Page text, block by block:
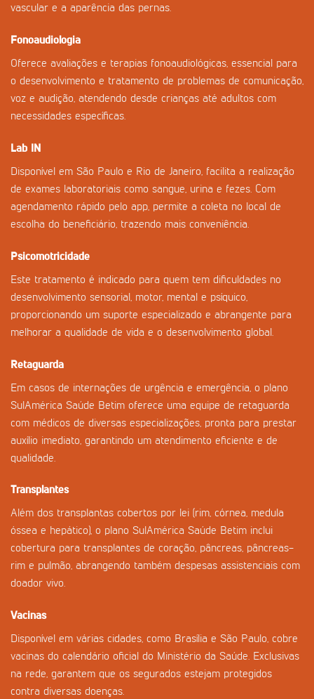
vascular e a aparência das pernas.
Fonoaudiologia
Oferece avaliações e terapias fonoaudiológicas, essencial para
o desenvolvimento e tratamento de problemas de comunicação,
voz e audição, atendendo desde crianças até adultos com
necessidades específicas.
Lab IN
Disponível em São Paulo e Rio de Janeiro, facilita a realização
de exames laboratoriais como sangue, urina e fezes. Com
agendamento rápido pelo app, permite a coleta no local de
escolha do beneficiário, trazendo mais conveniência.
Psicomotricidade
Este tratamento é indicado para quem tem dificuldades no
desenvolvimento sensorial, motor, mental e psíquico,
proporcionando um suporte especializado e abrangente para
melhorar a qualidade de vida e o desenvolvimento global.
Retaguarda
Em casos de internações de urgência e emergência, o plano
SulAmérica Saúde Betim oferece uma equipe de retaguarda
com médicos de diversas especializações, pronta para prestar
auxílio imediato, garantindo um atendimento eficiente e de
qualidade.
Transplantes
Além dos transplantas cobertos por lei (rim, córnea, medula
óssea e hepático), o plano SulAmérica Saúde Betim inclui
cobertura para transplantes de coração, pâncreas, pâncreas-
rim e pulmão, abrangendo também despesas assistenciais com
doador vivo.
Vacinas
Disponível em várias cidades, como Brasília e São Paulo, cobre
vacinas do calendário oficial do Ministério da Saúde. Exclusivas
na rede, garantem que os segurados estejam protegidos
contra diversas doenças.